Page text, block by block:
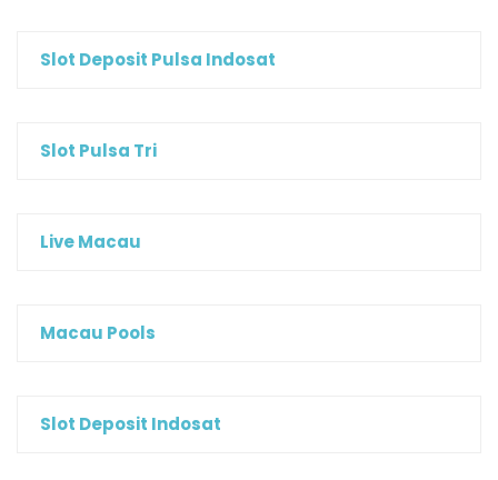
Slot Deposit Pulsa Indosat
Slot Pulsa Tri
Live Macau
Macau Pools
Slot Deposit Indosat